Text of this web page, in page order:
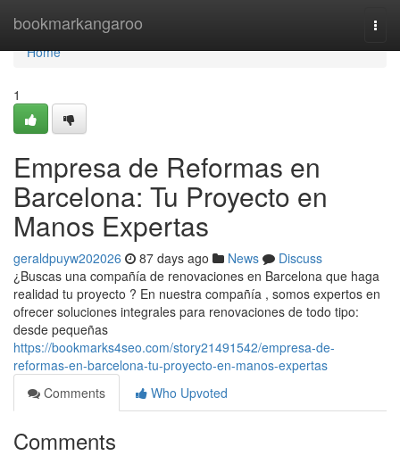
bookmarkangaroo
Home
Home
1
Empresa de Reformas en
Barcelona: Tu Proyecto en
Manos Expertas
geraldpuyw202026 87 days ago News
Discuss
¿Buscas una compañía de renovaciones en Barcelona que haga
realidad tu proyecto ? En nuestra compañía , somos expertos en
ofrecer soluciones integrales para renovaciones de todo tipo:
desde pequeñas
https://bookmarks4seo.com/story21491542/empresa-de-
reformas-en-barcelona-tu-proyecto-en-manos-expertas
Comments
Who Upvoted
Comments